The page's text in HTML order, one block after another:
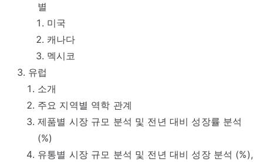
별
미국
캐나다
멕시코
유럽
소개
주요 지역별 역학 관계
제품별 시장 규모 분석 및 전년 대비 성장률 분석
(%)
유통별 시장 규모 분석 및 전년 대비 성장 분석 (%),